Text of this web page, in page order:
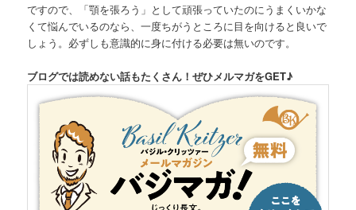
ですので、「顎を張ろう」として頑張っていたのにうまくいかな
くて悩んでいるのなら、一度ちがうところに目を向けると良いで
しょう。必ずしも意識的に身に付ける必要は無いのです。
ブログでは読めない話もたくさん！ぜひメルマガをGET♪